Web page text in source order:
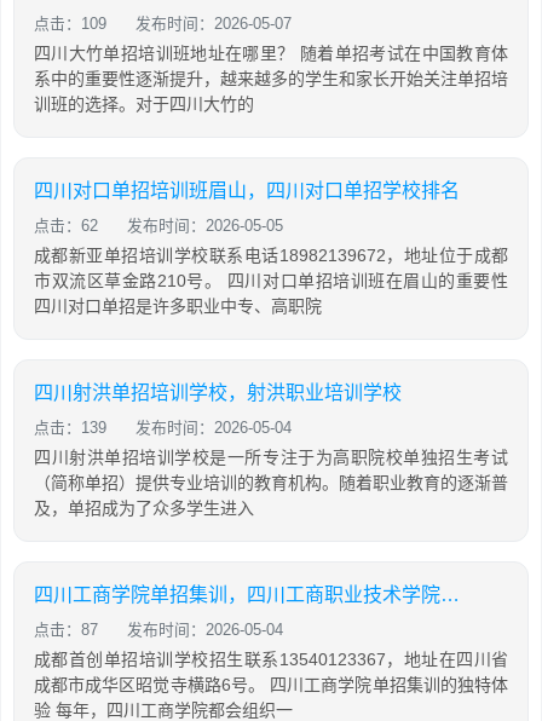
点击：109 发布时间：2026-05-07
四川大竹单招培训班地址在哪里？ 随着单招考试在中国教育体
系中的重要性逐渐提升，越来越多的学生和家长开始关注单招培
训班的选择。对于四川大竹的
四川对口单招培训班眉山，四川对口单招学校排名
点击：62 发布时间：2026-05-05
成都新亚单招培训学校联系电话18982139672，地址位于成都
市双流区草金路210号。 四川对口单招培训班在眉山的重要性
四川对口单招是许多职业中专、高职院
四川射洪单招培训学校，射洪职业培训学校
点击：139 发布时间：2026-05-04
四川射洪单招培训学校是一所专注于为高职院校单独招生考试
（简称单招）提供专业培训的教育机构。随着职业教育的逐渐普
及，单招成为了众多学生进入
四川工商学院单招集训，四川工商职业技术学院2021单招考试大纲
点击：87 发布时间：2026-05-04
成都首创单招培训学校招生联系13540123367，地址在四川省
成都市成华区昭觉寺横路6号。 四川工商学院单招集训的独特体
验 每年，四川工商学院都会组织一